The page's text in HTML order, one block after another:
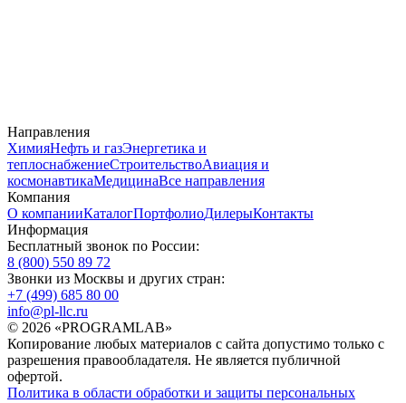
Направления
ХимияНефть и газЭнергетика и
теплоснабжениеСтроительствоАвиация и
космонавтикаМедицинаВсе направления
Компания
О компанииКаталогПортфолиоДилерыКонтакты
Информация
Бесплатный звонок по России:
8 (800) 550 89 72
Звонки из Москвы и других стран:
+7 (499) 685 80 00
info@pl-llc.ru
© 2026 «PROGRAMLAB»
Копирование любых материалов с сайта допустимо только с
разрешения правообладателя. Не является публичной
офертой.
Политика в области обработки и защиты персональных